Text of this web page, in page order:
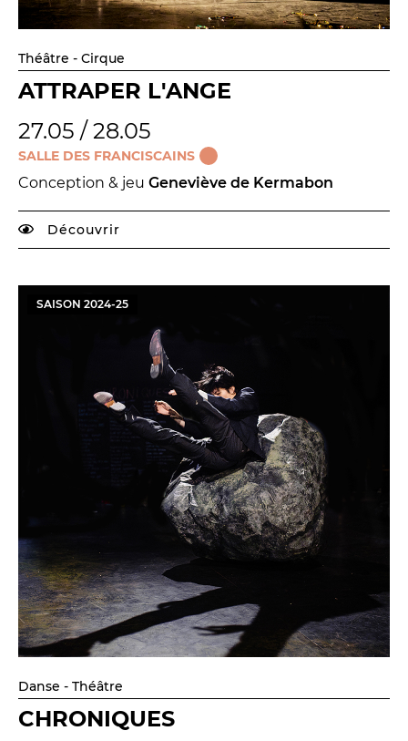
Théâtre - Cirque
ATTRAPER L'ANGE
27.05 / 28.05
SALLE DES FRANCISCAINS
Conception & jeu Geneviève de Kermabon
Découvrir
SAISON 2024-25
Danse - Théâtre
CHRONIQUES